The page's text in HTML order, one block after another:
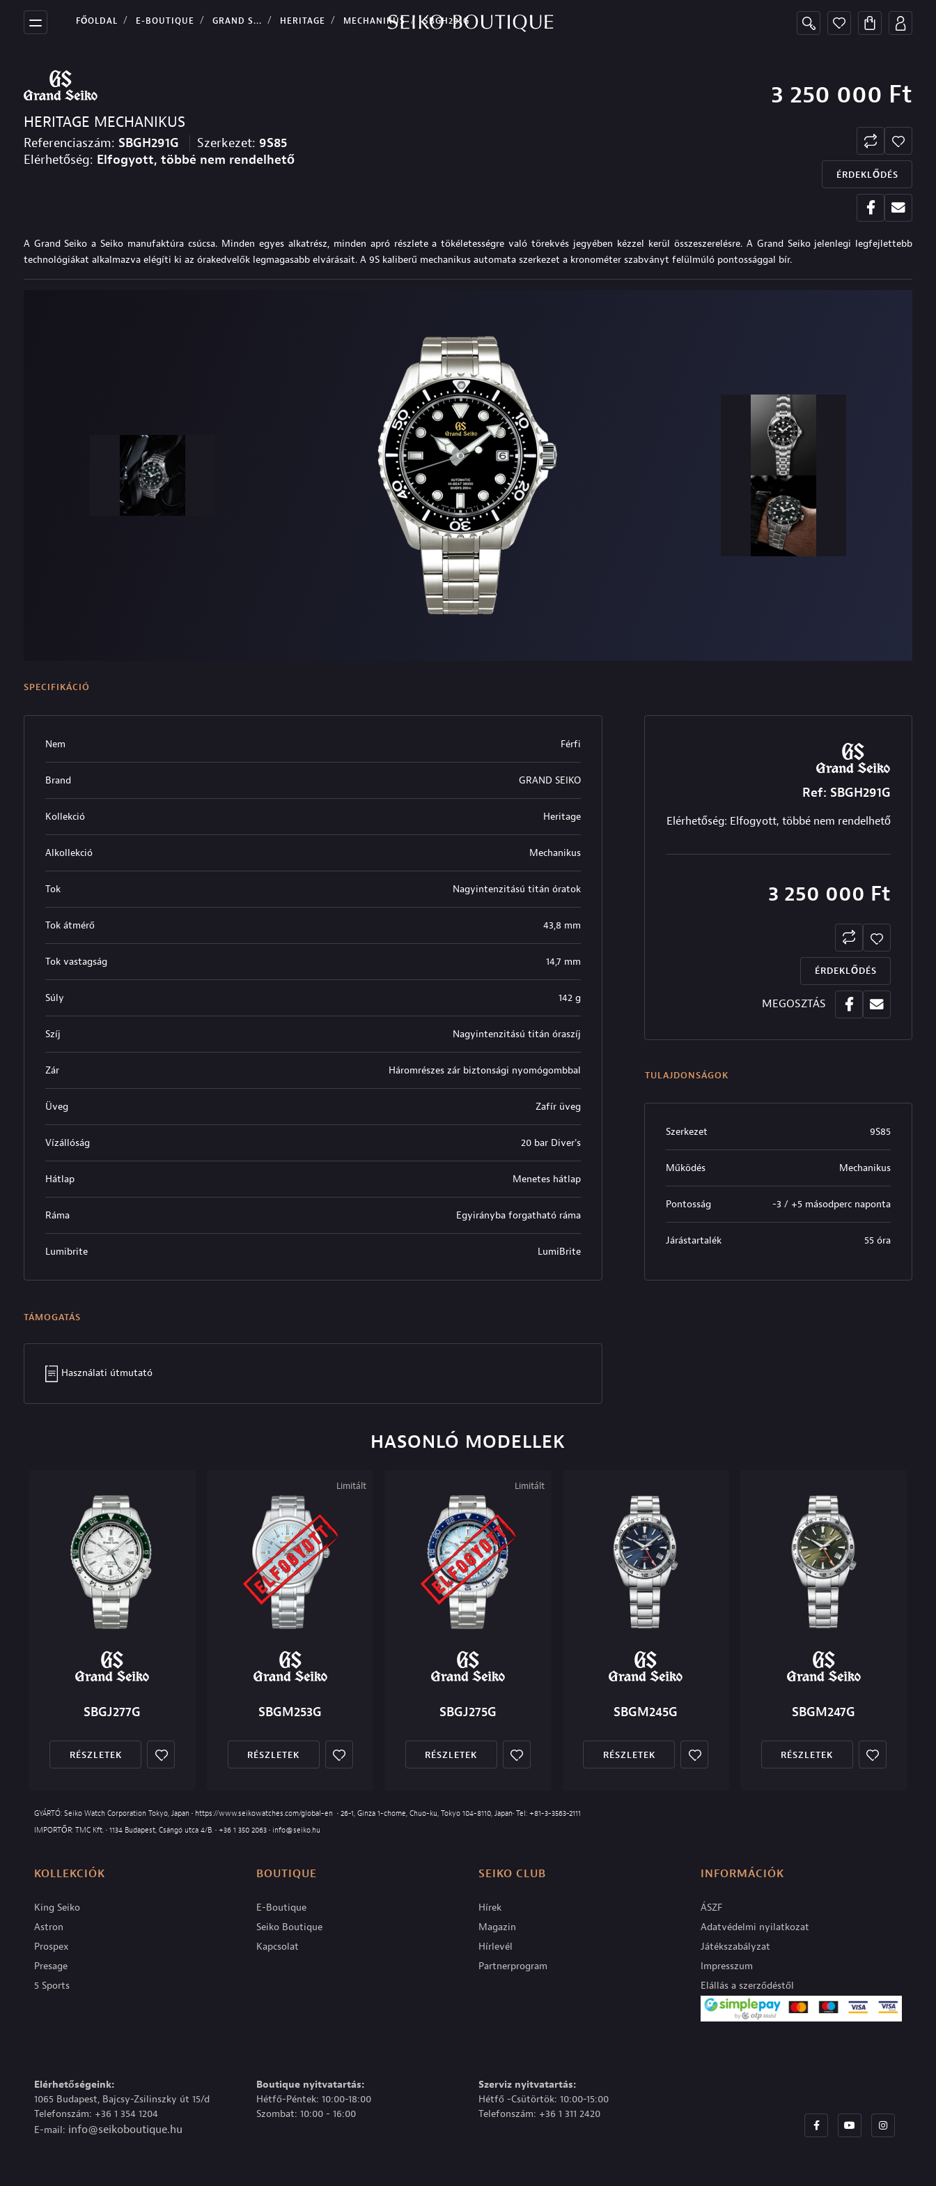
FŐOLDAL E-BOUTIQUE GRAND S... HERITAGE MECHANIKUS SBGH291G
HERITAGE MECHANIKUS
Referenciaszám: SBGH291G Szerkezet: 9S85
Elérhetőség: Elfogyott, többé nem rendelhető
3 250 000 Ft
ÉRDEKLŐDÉS
A Grand Seiko a Seiko manufaktúra csúcsa. Minden egyes alkatrész, minden apró részlete a tökéletességre való törekvés jegyében kézzel kerül összeszerelésre. A Grand Seiko jelenlegi legfejlettebb
technológiákat alkalmazva elégíti ki az órakedvelők legmagasabb elvárásait. A 9S kaliberű mechanikus automata szerkezet a kronométer szabványt felülmúló pontossággal bír.
SPECIFIKÁCIÓ
Nem Férfi
Brand GRAND SEIKO
Kollekció Heritage
Alkollekció Mechanikus
Tok Nagyintenzitású titán óratok
Tok átmérő 43,8 mm
Tok vastagság 14,7 mm
Súly 142 g
Szíj Nagyintenzitású titán óraszíj
Zár Háromrészes zár biztonsági nyomógombbal
Üveg Zafír üveg
Vízállóság 20 bar Diver's
Hátlap Menetes hátlap
Ráma Egyirányba forgatható ráma
Lumibrite LumiBrite
Ref: SBGH291G
Elérhetőség: Elfogyott, többé nem rendelhető
3 250 000 Ft
ÉRDEKLŐDÉS
MEGOSZTÁS
TÁMOGATÁS
Használati útmutató
TULAJDONSÁGOK
Szerkezet 9S85
Működés Mechanikus
Pontosság -3 / +5 másodperc naponta
Járástartalék 55 óra
HASONLÓ MODELLEK
SBGJ277G
RÉSZLETEK
Limitált
SBGM253G
RÉSZLETEK
Limitált
SBGJ275G
RÉSZLETEK
SBGM245G
RÉSZLETEK
SBGM247G
RÉSZLETEK
GYÁRTÓ: Seiko Watch Corporation Tokyo, Japan • https://www.seikowatches.com/global-en • 26-1, Ginza 1-chome, Chuo-ku, Tokyo 104-8110, Japan• Tel: +81-3-3563-2111
IMPORTŐR: TMC Kft. • 1134 Budapest, Csángó utca 4/B. • +36 1 350 2063• info@seiko.hu
KOLLEKCIÓK
King Seiko
Astron
Prospex
Presage
5 Sports
BOUTIQUE
E-Boutique
Seiko Boutique
Kapcsolat
SEIKO CLUB
Hírek
Magazin
Hírlevél
Partnerprogram
INFORMÁCIÓK
ÁSZF
Adatvédelmi nyilatkozat
Játékszabályzat
Impresszum
Elállás a szerződéstől
Elérhetőségeink:
1065 Budapest, Bajcsy-Zsilinszky út 15/d
Telefonszám: +36 1 354 1204
E-mail: info@seikoboutique.hu
Boutique nyitvatartás:
Hétfő-Péntek: 10:00-18:00
Szombat: 10:00 - 16:00
Szerviz nyitvatartás:
Hétfő -Csütörtök: 10:00-15:00
Telefonszám: +36 1 311 2420